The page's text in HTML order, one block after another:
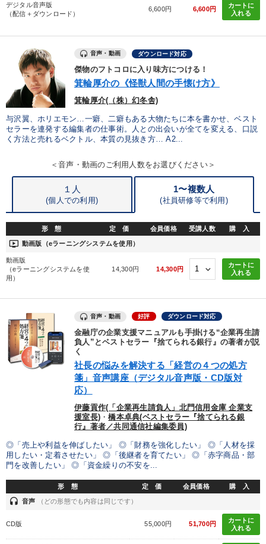
デジタル音声版
（配信＋ダウンロード）
6,600円 6,600円
カートに
入れる
音声・動画 ダウンロード対応
傑物のフトコロに入り味方につける！
箕輪厚介の《怪獣人間の手懐け方》
箕輪厚介(（株）幻冬舎)
与沢翼、ホリエモン…一癖、二癖もある大物たちに本を書かせ、ベスト
セラーを連発する編集者の仕事術。人との出会いが全てを変える、口説
く方法と売れるベクトル、本質の見抜き方… A2...
＜音声・動画のご利用人数をお選びください＞
１人
(個人での利用)
1〜複数人
(社員研修等で利用)
形 態 定 価 会員価格 受講人数 購 入
ondemand_video 動画版（eラーニングシステムを使用）
動画版
（eラーニングシステムを使
用）
14,300円 14,300円
カートに
入れる
音声・動画 好評 ダウンロード対応
金融庁の企業支援マニュアルも手掛ける“企業再生請
負人”とベストセラー『捨てられる銀行』の著者が説
く
社長の悩みを解決する「経営の４つの処方
箋」音声講座（デジタル音声版・CD版対
応）
伊藤貢作(「企業再生請負人」北門信用金庫 企業支
援室長) ・橋本卓典(ベストセラー『捨てられる銀
行』著者／共同通信社編集委員)
◎「売上や利益を伸ばしたい」 ◎「財務を強化したい」 ◎「人材を採
用したい・定着させたい」 ◎「後継者を育てたい」 ◎「赤字商品・部
門を改善したい」 ◎「資金繰りの不安を...
形 態 定 価 会員価格 購 入
headset 音声 （どの形態でも内容は同じです）
CD版 55,000円 51,700円
カートに
入れる